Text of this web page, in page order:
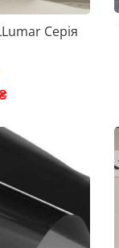
Серія